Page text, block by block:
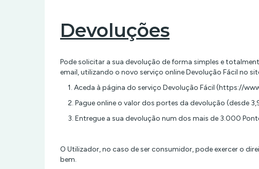
Devoluções
Pode solicitar a sua devolução de forma simples e
email, utilizando o novo serviço online Devolução Fácil no
1. Aceda à página do serviço Devolução Fácil (https://
2. Pague online o valor dos portes da devolução (desde
3. Entregue a sua devolução num dos mais de 3.000
O Utilizador, no caso de ser consumidor, pode exercer o
bem.